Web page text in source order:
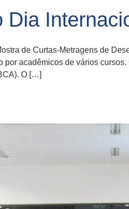
Dia
de Curtas-Metragens de
acadêmicos de vários
O […]